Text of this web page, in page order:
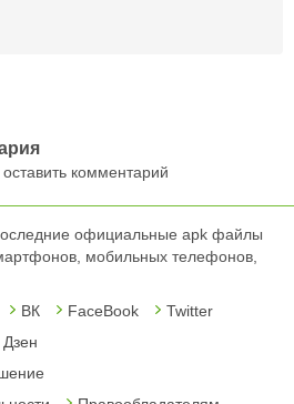
комментарий
официальные apk файлы
мобильных телефонов,
ВК FaceBook
Twitter
Дзен